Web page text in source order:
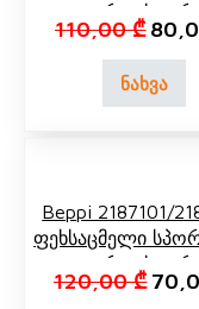
Ვარდისფერი
110,00₾
ნახვა
Beppi 2187101/
Ფეხსაცმელი
Ვარდისფერი
120,00₾